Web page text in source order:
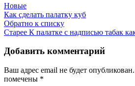
Новые
Как сделать палатку куб
Обратно к списку
Старее К палатке с надписью табак
Добавить комментарий
Ваш адрес email не будет опубликован.
помечены *